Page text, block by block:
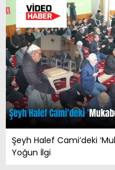
Şeyh Halef Cami’deki
Yoğun İlgi